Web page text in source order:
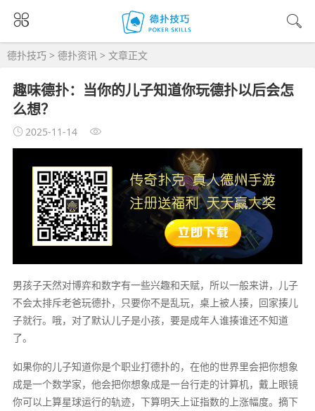
德扑技巧 > 德扑资讯 > 文章正文
趣味德扑：当你的儿子知道你玩德扑以后会怎
么想？
2025-11-14
男孩子天然对博弈和数字有一些兴趣和天赋，所以一般来讲，儿子
不会太排斥老爸玩德扑，只要你不是乱玩，桌上被人揍，回家揍儿
子就行。哦，对了默认儿子是小孩，要是成年人谁揍谁还不知道
了。
如果你的儿子知道你是个职业打德扑的，在他的世界里会把你想象
成是一个数学家，他会把你想象成是一台行走的计算机，戴上眼镜
你可以上算星球运行的轨迹，下算明天上证指数的上涨幅度。摘下